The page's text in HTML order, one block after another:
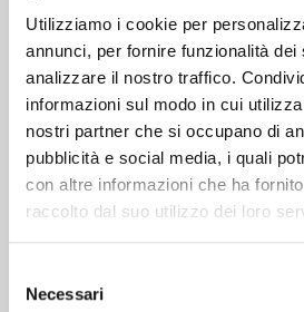
Utilizziamo i cookie per
annunci, per fornire funzionalità dei
analizzare il nostro traffico.
informazioni sul modo in cui
nostri partner che si occupano di
pubblicità e social media, i quali
con altre informazioni che ha
raccolto dal suo utilizzo dei loro
delNecessari